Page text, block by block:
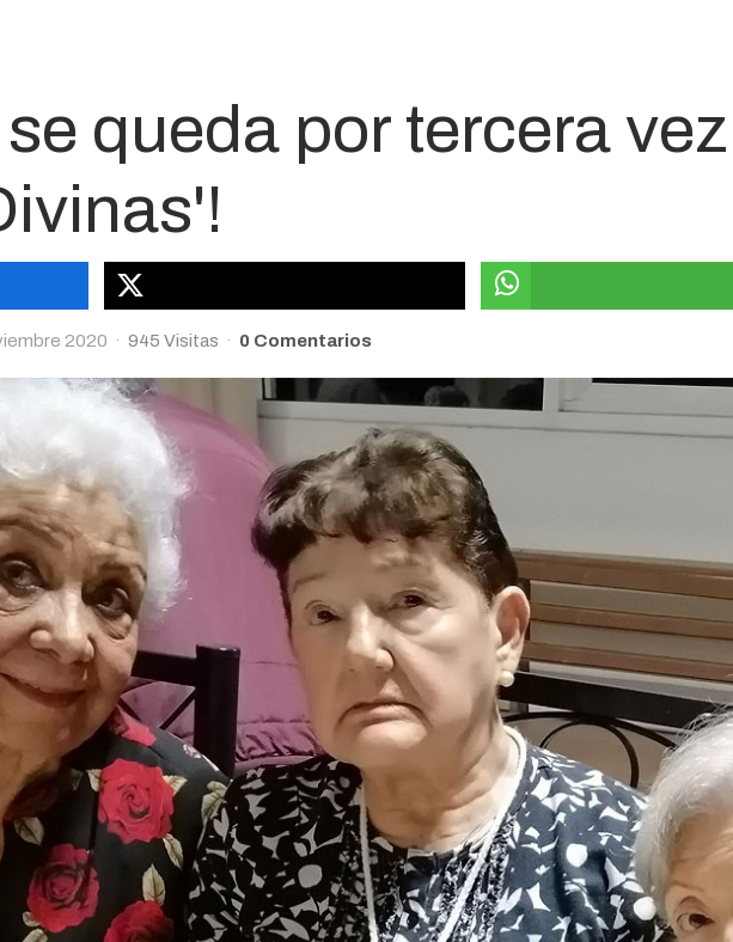
se queda por tercera
2020 945 Visitas 0 Comentarios